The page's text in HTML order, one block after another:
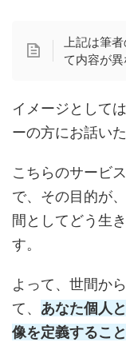
上記は筆
て内容が異
イメージとして
ーの方にお話い
こちらのサービ
で、その目的が
間としてどう生
す。
よって、世間か
て、 あなた個人
像を定義するこ